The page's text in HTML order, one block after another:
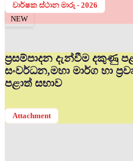
වාර්ෂක ස්ථාන මාරු - 2026
NEW
ප්‍රසම්පාදන දැන්වීම දකුණු
සංවර්ධන,මහා මාර්ග හා
පළාත් සභාව
Attachment